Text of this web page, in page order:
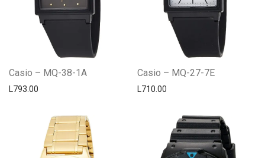
Casio – MQ-38-1A
L793.00
Casio – MQ-27-7E
L710.00